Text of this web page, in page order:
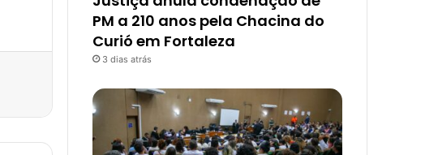
PM a 210 anos pela Chacina do
Curió em Fortaleza
3 dias atrás